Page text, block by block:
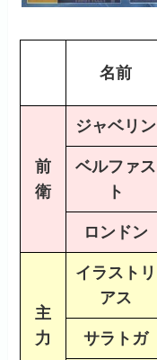
名前
前
衛
ジャベリン
ベルファス
ト
ロンドン
主
力
イラストリ
アス
サラトガ